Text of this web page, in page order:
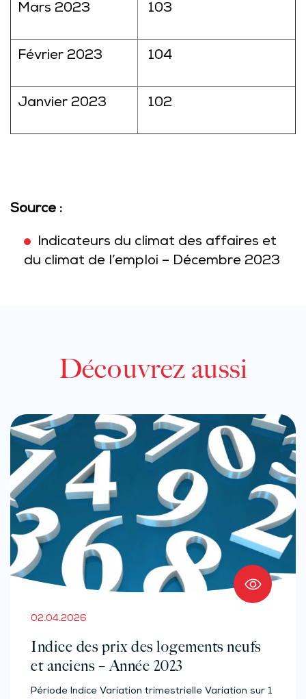
Mars 2023 103
Février 2023 104
Janvier 2023 102
Source :
Indicateurs du climat des affaires et
du climat de l’emploi – Décembre 2023
Découvrez aussi
02.04.2026
Indice des prix des logements neufs
et anciens – Année 2023
Période Indice Variation trimestrielle Variation sur 1